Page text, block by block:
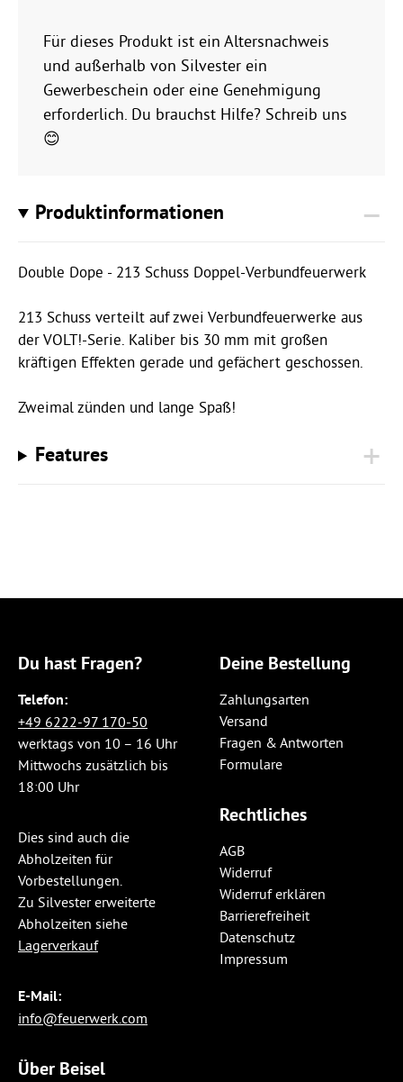
Für dieses Produkt ist ein Altersnachweis
und außerhalb von Silvester ein
Gewerbeschein oder eine Genehmigung
erforderlich. Du brauchst Hilfe? Schreib uns
😊
Produktinformationen
Double Dope - 213 Schuss Doppel-Verbundfeuerwerk
213 Schuss verteilt auf zwei Verbundfeuerwerke aus
der VOLT!-Serie. Kaliber bis 30 mm mit großen
kräftigen Effekten gerade und gefächert geschossen.
Zweimal zünden und lange Spaß!
Features
Du hast Fragen?
Telefon:
+49 6222-97 170-50
werktags von 10 – 16 Uhr
Mittwochs zusätzlich bis
18:00 Uhr
Dies sind auch die
Abholzeiten für
Vorbestellungen.
Zu Silvester erweiterte
Abholzeiten siehe
Lagerverkauf
E-Mail:
info@feuerwerk.com
Deine Bestellung
Zahlungsarten
Versand
Fragen & Antworten
Formulare
Rechtliches
AGB
Widerruf
Widerruf erklären
Barrierefreiheit
Datenschutz
Impressum
Über Beisel